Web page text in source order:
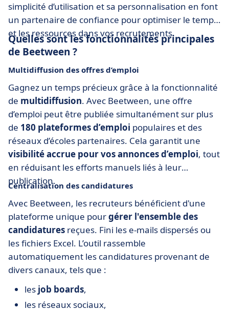
simplicité d’utilisation et sa personnalisation en font
un partenaire de confiance pour optimiser le temps
et les ressources dans vos recrutements.
Quelles sont les fonctionnalités principales
de Beetween ?
Multidiffusion des offres d’emploi
Gagnez un temps précieux grâce à la fonctionnalité
de multidiffusion. Avec Beetween, une offre
d’emploi peut être publiée simultanément sur plus
de 180 plateformes d’emploi populaires et des
réseaux d’écoles partenaires. Cela garantit une
visibilité accrue pour vos annonces d’emploi, tout
en réduisant les efforts manuels liés à leur
publication.
Centralisation des candidatures
Avec Beetween, les recruteurs bénéficient d'une
plateforme unique pourgérer l'ensemble des
candidatures reçues. Fini les e-mails dispersés ou
les fichiers Excel. L’outil rassemble
automatiquement les candidatures provenant de
divers canaux, tels que :
les job boards,
les réseaux sociaux,